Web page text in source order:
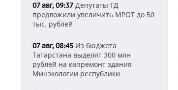
07 авг, 09:37 Депутаты ГД
предложили увеличить МРОТ до 50
тыс. рублей
07 авг, 08:45 Из бюджета
Татарстана выделят 300 млн
рублей на капремонт здания
Минэкологии республики